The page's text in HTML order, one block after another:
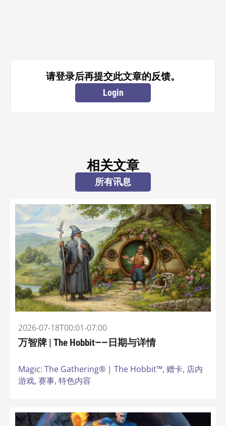
请登录后再提交此文章的反馈。
Login
相关文章
所有讯息
2026-07-18T00:01-07:00
万智牌 | The Hobbit——日期与详情
Magic: The Gathering® | The Hobbit™, 赠卡, 店内
游戏, 赛事, 特色内容